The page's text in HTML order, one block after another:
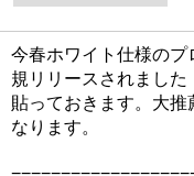
今春ホワイト仕様の
規リリースされました
貼っておきます。大
なります。